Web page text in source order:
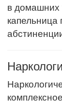
в домашних
капельница